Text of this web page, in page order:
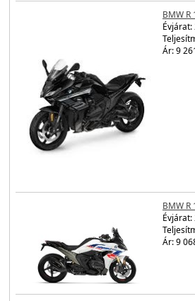
BMW R
Évjárat:
Ár: 9
BMW R
Évjárat:
Ár: 9